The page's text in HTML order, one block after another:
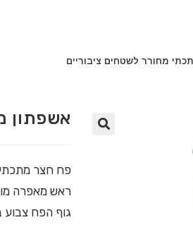
מחורר לשטחים ציבוריים
אשפתון
פח חצר מתכתי
ראש מאפרה
גוף הפח צבוע